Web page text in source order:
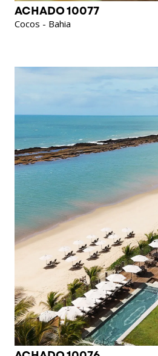
ACHADO 10077
Cocos - Bahia